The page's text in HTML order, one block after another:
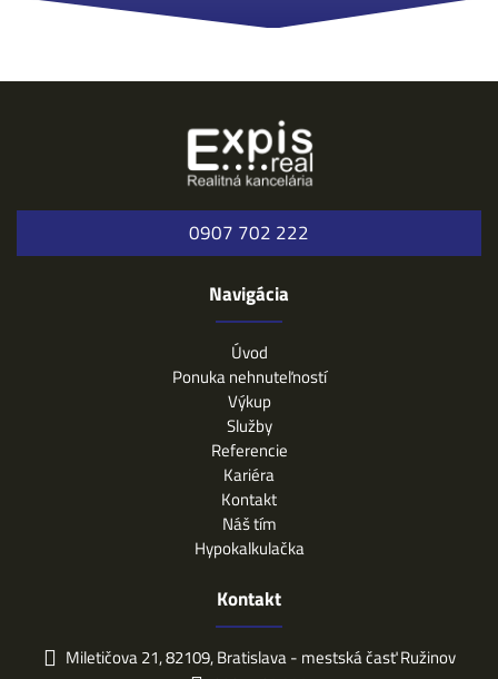
0907 702 222
Navigácia
Úvod
Ponuka nehnuteľností
Výkup
Služby
Referencie
Kariéra
Kontakt
Náš tím
Hypokalkulačka
Kontakt
Miletičova 21, 82109, Bratislava - mestská časť Ružinov